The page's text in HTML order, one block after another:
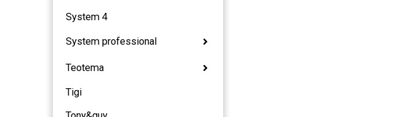
System 4
System professional
Teotema
Tigi